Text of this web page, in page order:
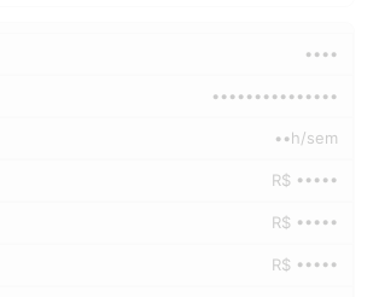
••••
•••••••••••••••
••h/sem
R$ •••••
R$ •••••
R$ •••••